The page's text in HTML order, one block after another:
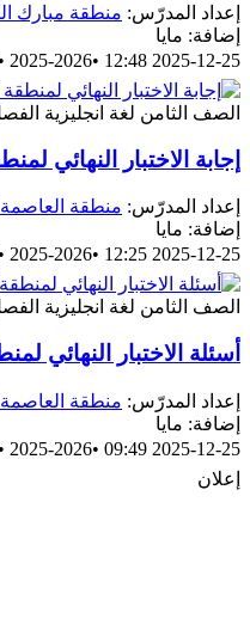
إعداد المدرّس: منطقة مبارك
إضافة: مايا
2025-12-25 12:48
•
2025-2026
•
الصف الثامن لغة انجليزية
إجابة الاختبار النهائي
إعداد المدرّس: منطقة العاصمة
إضافة: مايا
2025-12-25 12:25
•
2025-2026
•
الصف الثامن لغة انجليزية
أسئلة الاختبار النهائي
إعداد المدرّس: منطقة العاصمة
إضافة: مايا
2025-12-25 09:49
•
2025-2026
•
إعلان